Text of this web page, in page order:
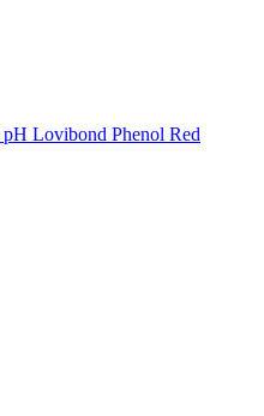
Lovibond Phenol Red